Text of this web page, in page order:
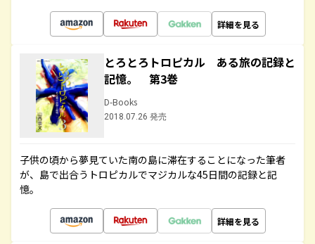
詳細を見る
とろとろトロピカル ある旅の記録と
記憶。 第3巻
D-Books
2018.07.26 発売
子供の頃から夢見ていた南の島に滞在することになった筆者
が、島で出合うトロピカルでマジカルな45日間の記録と記
憶。
詳細を見る